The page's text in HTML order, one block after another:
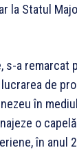
la Statul
s-a remarcat
de
în
o
în anul